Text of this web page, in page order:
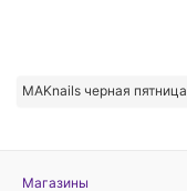
MAKnails черная пятница
Магазины